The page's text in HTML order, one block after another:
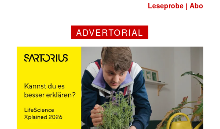
Leseprobe |Abo
ADVERTORIAL